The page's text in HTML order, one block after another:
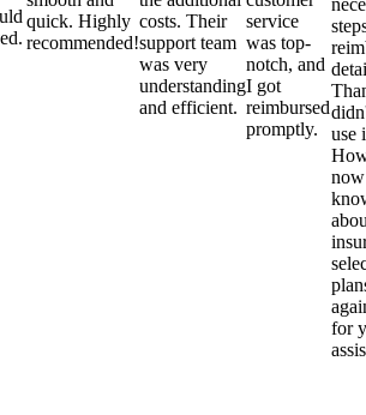
quick. Highly
recommended!
costs. Their
support team
was very
understanding
and efficient.
service
was top-
notch, and
I got
reimbursed
promptly.
use
for